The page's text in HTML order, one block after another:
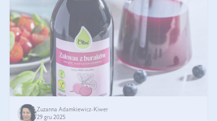
Zuzanna Adamkiewicz-Kiwer
29 gru 2025